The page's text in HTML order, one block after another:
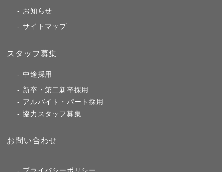
お知らせ
サイトマップ
スタッフ募集
中途採用
新卒・第二新卒採用
アルバイト・パート採用
協力スタッフ募集
お問い合わせ
プライバシーポリシー